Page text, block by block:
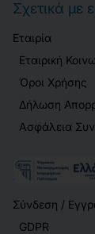
Σχετικά με
Εταιρία
Εταιρική
Όροι Χρήσης
Δήλωση
Ασφάλεια
Σύνδεση /
GDPR